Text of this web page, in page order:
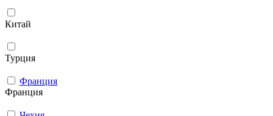
Китай
Турция
Франция
Франция